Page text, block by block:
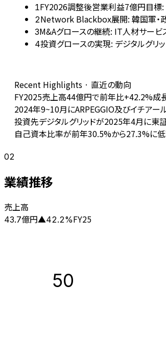
1FY2026調整後営業利益7億円目標:
2Network Blackbox展開: 韓国軍・
3M&Aグロースの継続: IT人材サービ
4投資グロースの実現: デジタルグリ
Recent Highlights · 直近の動向
FY2025売上高44億円で前年比+42.2%成
2024年9~10月にARPEGGIO及びイチア
投資先デジタルグリッドが2025年4月に東
自己資本比率が前年30.5%から27.3%に
02
業績推移
売上高
43.7億円▲42.2%FY25
50